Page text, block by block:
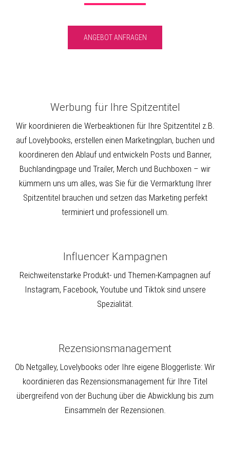
ANGEBOT ANFRAGEN
Werbung für Ihre Spitzentitel
Wir koordinieren die Werbeaktionen für Ihre Spitzentitel z.B.
auf Lovelybooks, erstellen einen Marketingplan, buchen und
koordineren den Ablauf und entwickeln Posts und Banner,
Buchlandingpage und Trailer, Merch und Buchboxen – wir
kümmern uns um alles, was Sie für die Vermarktung Ihrer
Spitzentitel brauchen und setzen das Marketing perfekt
terminiert und professionell um.
Influencer Kampagnen
Reichweitenstarke Produkt- und Themen-Kampagnen auf
Instagram, Facebook, Youtube und Tiktok sind unsere
Spezialität.
Rezensionsmanagement
Ob Netgalley, Lovelybooks oder Ihre eigene Bloggerliste: Wir
koordinieren das Rezensionsmanagement für Ihre Titel
übergreifend von der Buchung über die Abwicklung bis zum
Einsammeln der Rezensionen.